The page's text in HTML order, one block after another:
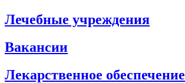
Лечебные учреждения
Вакансии
Лекарственное обеспечение